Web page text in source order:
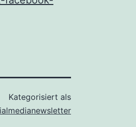
Kategorisiert als